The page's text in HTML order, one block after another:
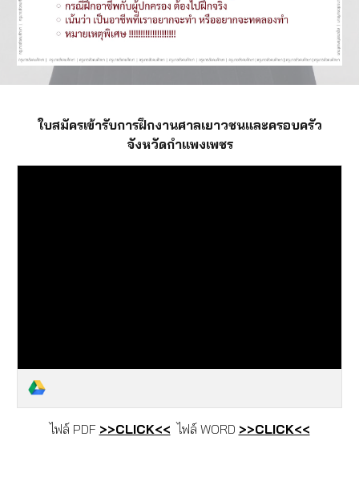
ใบสมัครเข้ารับการฝึกงานศาลเยาวชนและครอบครัว
จังหวัดกำแพงเพชร
ไฟล์ PDF >>CLICK<< ไฟล์ WORD >>CLICK<<